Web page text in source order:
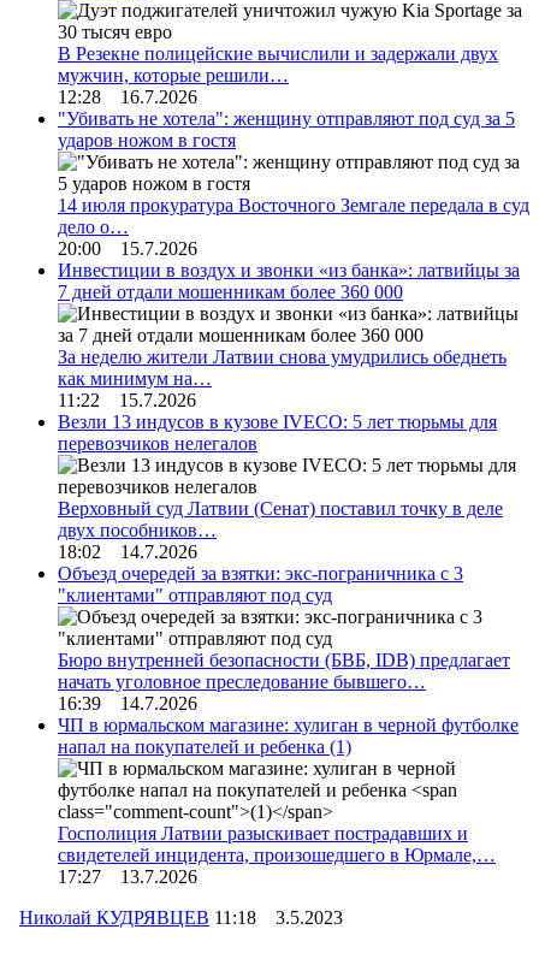
В Резекне полицейские вычислили и задержали двух
мужчин, которые решили…
12:28 16.7.2026
"Убивать не хотела": женщину отправляют под суд за 5
ударов ножом в гостя
14 июля прокуратура Восточного Земгале передала в суд
дело о…
20:00 15.7.2026
Инвестиции в воздух и звонки «из банка»: латвийцы за
7 дней отдали мошенникам более 360 000
За неделю жители Латвии снова умудрились обеднеть
как минимум на…
11:22 15.7.2026
Везли 13 индусов в кузове IVECO: 5 лет тюрьмы для
перевозчиков нелегалов
Верховный суд Латвии (Сенат) поставил точку в деле
двух пособников…
18:02 14.7.2026
Объезд очередей за взятки: экс-пограничника с 3
"клиентами" отправляют под суд
Бюро внутренней безопасности (БВБ, IDB) предлагает
начать уголовное преследование бывшего…
16:39 14.7.2026
ЧП в юрмальском магазине: хулиган в черной футболке
напал на покупателей и ребенка (1)
Госполиция Латвии разыскивает пострадавших и
свидетелей инцидента, произошедшего в Юрмале,…
17:27 13.7.2026
Николай КУДРЯВЦЕВ 11:18 3.5.2023